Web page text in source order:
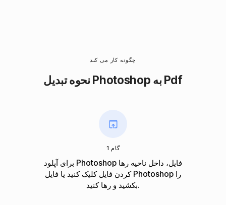
چگونه کار می کند
نحوه تبدیل Photoshop به Pdf
گام 1
برای آپلود Photoshop فایل، داخل ناحیه رها
کردن فایل کلیک کنید یا فایل Photoshop را
بکشید و رها کنید.